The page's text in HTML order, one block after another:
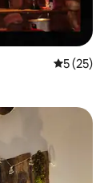
5 de uma
5 (25)